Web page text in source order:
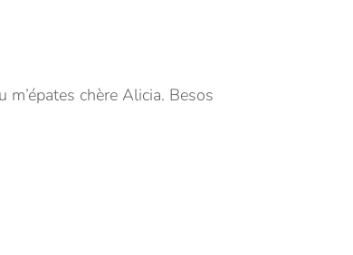
chère Alicia. Besos